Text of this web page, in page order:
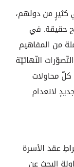
كثيرٍ من دولهم،
حقيقة. في
من المفاهيم
النّهائيّة
كلّ محاولات
لانعدام
عقد الأسرة
البحث عن